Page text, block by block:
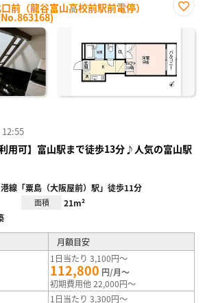
前（龍谷富山高校前駅前電停）
に入
り登
用可】富山駅まで徒歩13分♪人気の富山駅
線「粟島（大阪屋前）駅」徒歩11分
面積 21m²
月額目安
1日当たり 3,100円～
112,800 円/月～
初期費用他 22,000円～
1日当たり 3,300円～